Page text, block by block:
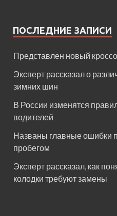
ПОСЛЕДНИЕ ЗАПИСИ
Представлен новый
Эксперт рассказал о
зимних шин
В России изменятся
водителей
Названы главные ошибки
пробегом
Эксперт рассказал, как
колодки требуют замены